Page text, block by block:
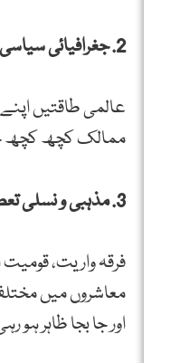
2. جغرافیائی سیاسی مفادات:
عالمی طاقتیں
ممالک کچھ کچھ
3. مذہبی و نسلی تعصبات:
فرقہ واریت، قومیت
معاشروں میں
اور جا بجا ظاہر ہو